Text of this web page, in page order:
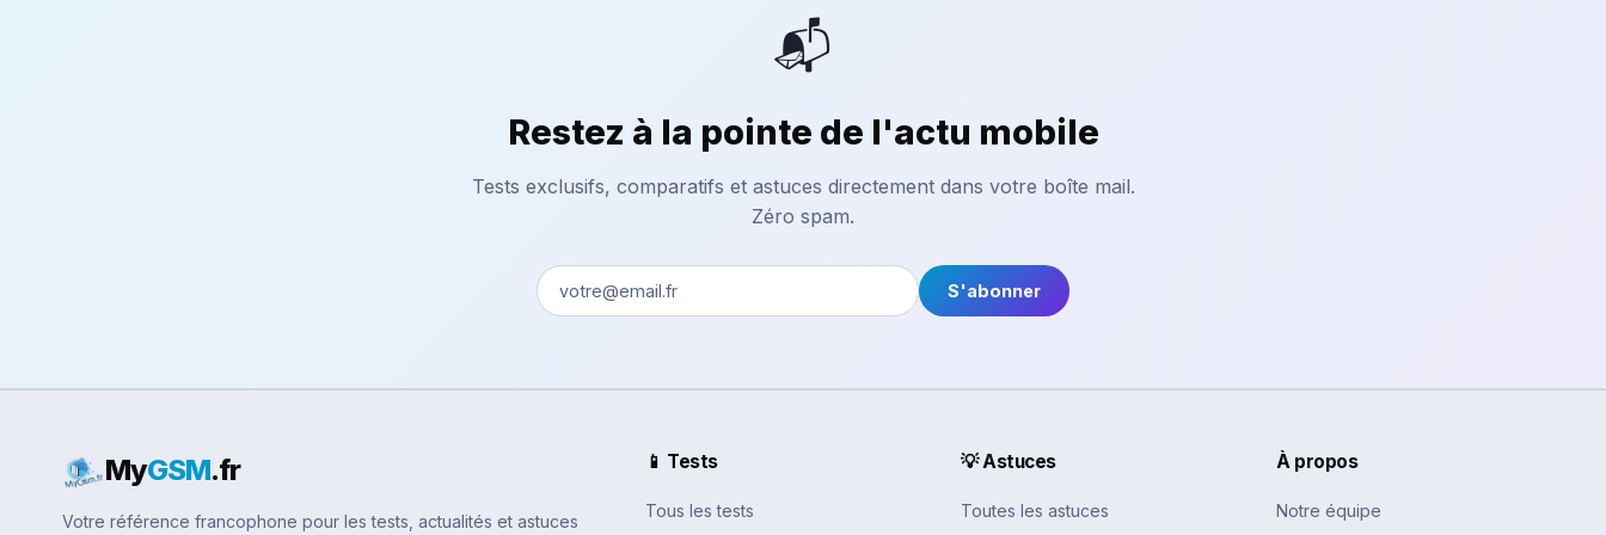
📬
Restez à la pointe de l'actu mobile
Tests exclusifs, comparatifs et astuces directement dans votre boîte mail.
Zéro spam.
S'abonner
MyGSM.fr
Votre référence francophone pour les tests, actualités et astuces
📱 Tests
Tous les tests
💡 Astuces
Toutes les astuces
À propos
Notre équipe